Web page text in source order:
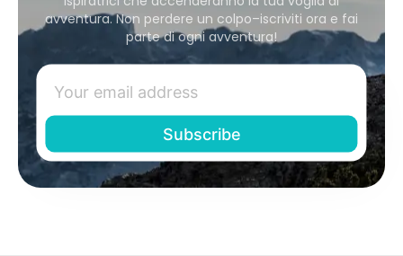
avventura. Non perdere un colpo–iscriviti ora e fai
parte di ogni avventura!